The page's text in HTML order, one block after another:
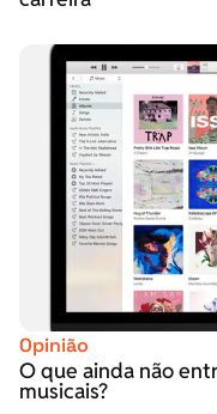
Opinião
O que ainda não
musicais?